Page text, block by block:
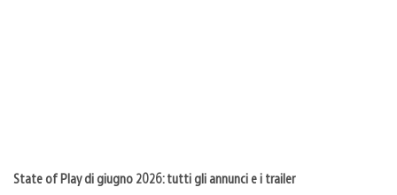
State of Play di giugno 2026: tutti gli annunci e i trailer